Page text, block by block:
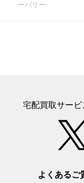
ーバリー
宅配買取サー
よくあるご